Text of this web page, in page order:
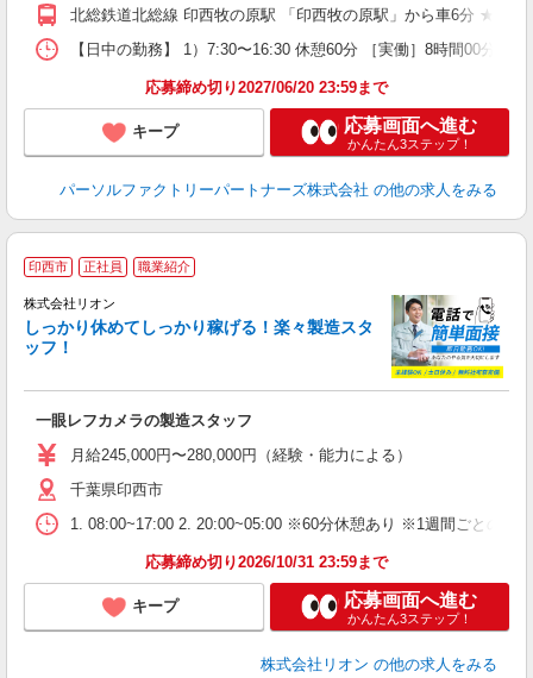
北総鉄道北総線 印西牧の原駅 「印西牧の原駅」から車6分 ★自
【日中の勤務】 1）7:30〜16:30 休憩60分 ［実働］8時間00分 2
応募締め切り2027/06/20 23:59まで
キープ 応募画面へ進む
かんたん3ステップ！
パーソルファクトリーパートナーズ株式会社 の他の求人をみる
印西市 正社員 職業紹介
株式会社リオン
しっかり休めてしっかり稼げる！楽々製造スタ
ッフ！
一眼レフカメラの製造スタッフ
月給245,000円〜280,000円（経験・能力による）
千葉県印西市
1. 08:00~17:00 2. 20:00~05:00 ※60分休憩あり ※1週間ごとの2交
応募締め切り2026/10/31 23:59まで
キープ 応募画面へ進む
かんたん3ステップ！
株式会社リオン の他の求人をみる